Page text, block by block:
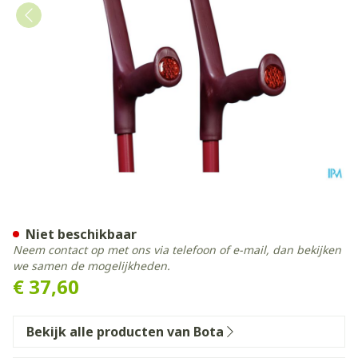
€ 37,60
Niet beschikbaar
Neem contact op met ons via telefoon of e-mail, dan bekijken
we samen de mogelijkheden.
Bekijk alle producten van Bota